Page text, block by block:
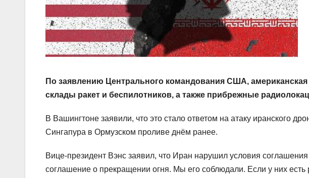
По заявлению Центрального командования США,
склады ракет и беспилотников, а также прибрежные
В Вашингтоне заявили, что это стало ответом на атаку иранского
Сингапура в Ормузском проливе днём ранее.
Вице-президент Вэнс заявил, что Иран нарушил условия
соглашение о прекращении огня. Мы его соблюдали. Если у них есть